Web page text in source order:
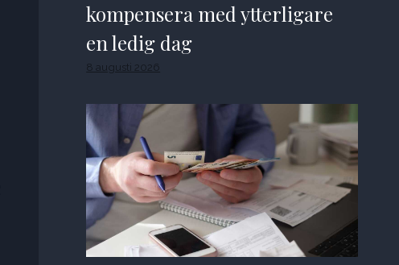
kompensera med ytterligare
en ledig dag
8 augusti 2026